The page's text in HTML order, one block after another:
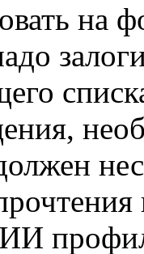
на
профиль